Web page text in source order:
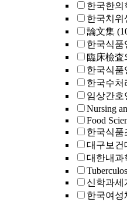
한국한의
한국치위
論文集
한국식품
臨床檢査
한국식품
한국수처
임상간호
Nursing
Food
한국식품
대구보건
대한내과
신학과세
한국여성